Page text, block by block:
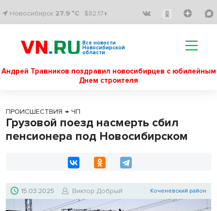
Новосибирск 27.9 °C $82.17↑
Все новости
Новосибирской
области
Андрей Травников поздравил новосибирцев с юбилейным
Днем строителя
ПРОИСШЕСТВИЯ → ЧП
Грузовой поезд насмерть сбил
пенсионера под Новосибирском
15.03.2025 Виктор Добрый Коченевский район